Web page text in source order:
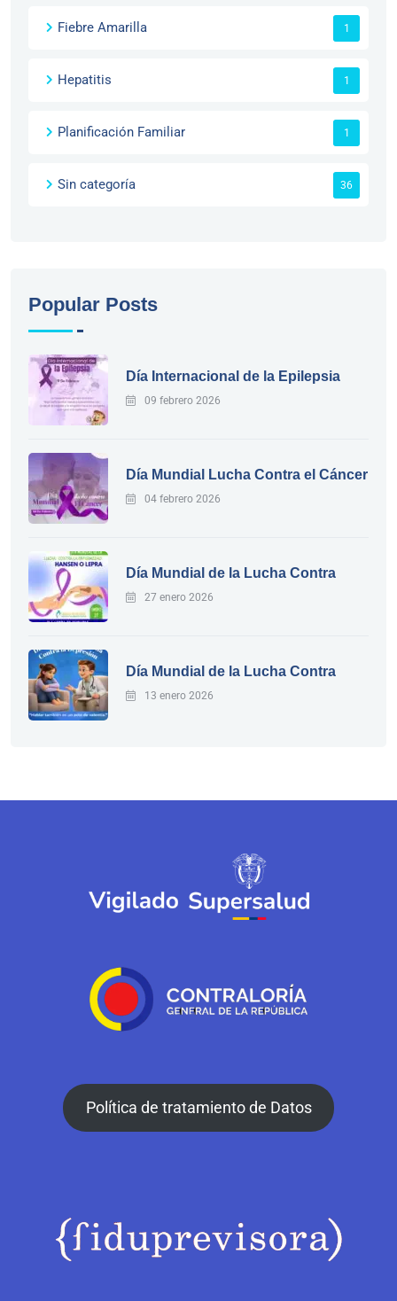
Fiebre Amarilla 1
Hepatitis 1
Planificación Familiar 1
Sin categoría 36
Popular Posts
Día Internacional de la Epilepsia
09 febrero 2026
Día Mundial Lucha Contra el Cáncer
04 febrero 2026
Día Mundial de la Lucha Contra
27 enero 2026
Día Mundial de la Lucha Contra
13 enero 2026
Política de tratamiento de Datos